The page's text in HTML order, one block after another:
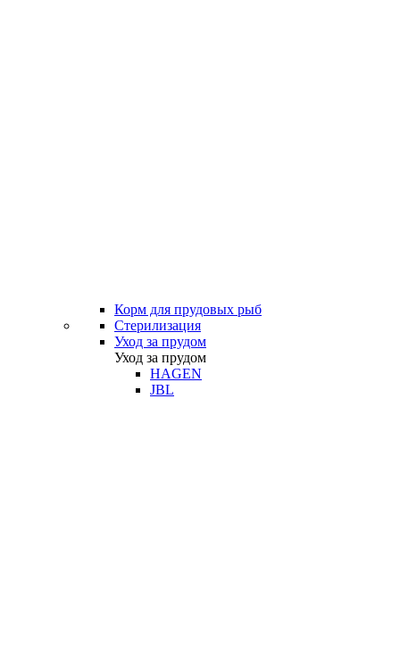
Корм для прудовых рыб
Стерилизация
Уход за прудом
Уход за прудом
HAGEN
JBL